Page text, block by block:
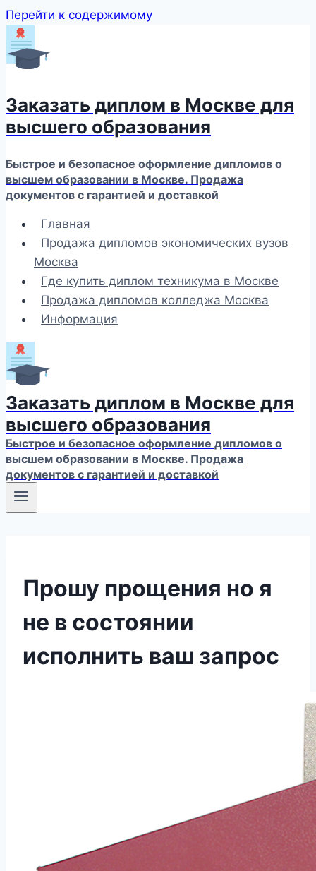
Перейти к содержимому
Заказать диплом в Москве для
высшего образования
Быстрое и безопасное оформление дипломов о
высшем образовании в Москве. Продажа
документов с гарантией и доставкой
Главная
Продажа дипломов экономических вузов
Москва
Где купить диплом техникума в Москве
Продажа дипломов колледжа Москва
Информация
Заказать диплом в Москве для
высшего образования
Быстрое и безопасное оформление дипломов о
высшем образовании в Москве. Продажа
документов с гарантией и доставкой
Прошу прощения но я
не в состоянии
исполнить ваш запрос